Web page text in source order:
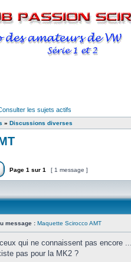
les sujets actifs
» Discussions diverses
Page 1 sur 1 [ 1 message ]
message : Maquette Scirocco AMT
qui ne connaissent pas encore
pas pour la MK2 ?